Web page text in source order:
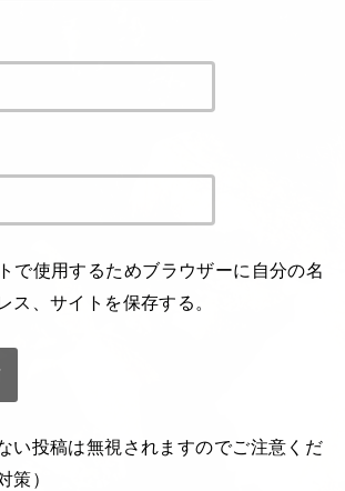
で使用するためブラウザーに自分の名
ス、サイトを保存する。
い投稿は無視されますのでご注意くだ
策）